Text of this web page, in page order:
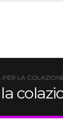
PER LA